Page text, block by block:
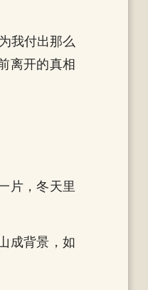
我付出那么
离开的真相
片，冬天里
成背景，如